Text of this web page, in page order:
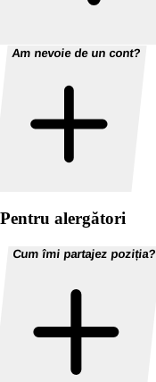
Am nevoie de un cont?
Pentru alergători
Cum îmi partajez poziția?